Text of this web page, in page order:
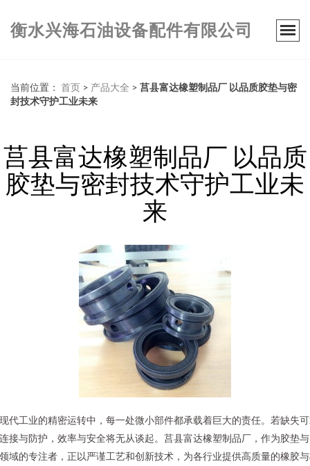
衡水兴海石油设备配件有限公司
当前位置： 首页 > 产品大全 > 莒县富达橡塑制品厂 以品质胶垫与密
封技术守护工业未来
莒县富达橡塑制品厂 以品质
胶垫与密封技术守护工业未
来
代工业的精密运转中，每一处微小部件都承载着巨大的责任。若缺失
接与防护，效率与安全将无从谈起。莒县富达橡塑制品厂，作为胶垫
域的专注者，正以严谨工艺和创新技术，为各行业提供高质量的橡胶